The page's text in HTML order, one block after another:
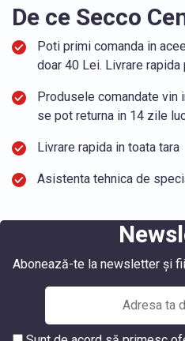
De ce Secco
Poti primi comanda in
doar 40 Lei. Livrare
Produsele comandate vin
se pot returna in 14 zile
Livrare rapida in toata tara
Asistenta tehnica de
Abonează-te la newsletter și